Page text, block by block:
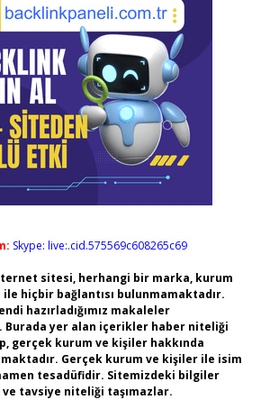
Skype: live:.cid.575569c608265c69
sitesi, herhangi bir marka, kurum
hiçbir bağlantısı bulunmamaktadır.
hazırladığımız makaleler
Burada yer alan içerikler haber niteliği
gerçek kurum ve kişiler hakkında
Gerçek kurum ve kişiler ile isim
tesadüfidir. Sitemizdeki bilgiler
tavsiye niteliği taşımazlar.